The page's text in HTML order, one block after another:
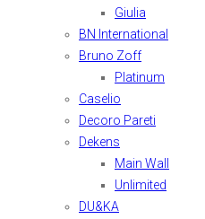
Giulia
BN International
Bruno Zoff
Platinum
Caselio
Decoro Pareti
Dekens
Main Wall
Unlimited
DU&KA